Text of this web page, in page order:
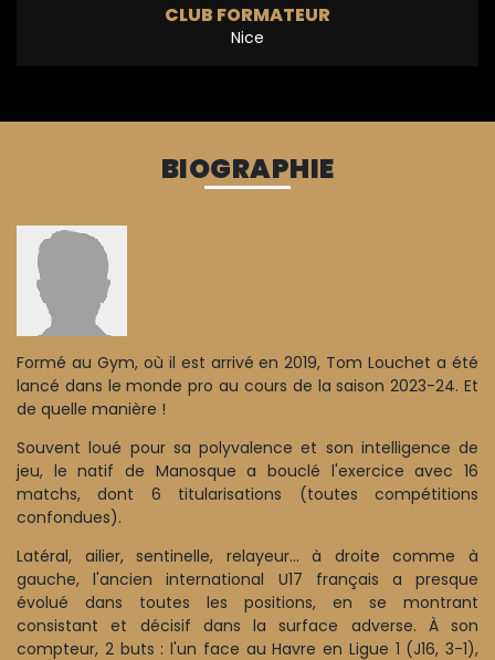
CLUB FORMATEUR
Nice
BIOGRAPHIE
Formé au Gym, où il est arrivé en 2019, Tom Louchet a été
lancé dans le monde pro au cours de la saison 2023-24. Et
de quelle manière !
Souvent loué pour sa polyvalence et son intelligence de
jeu, le natif de Manosque a bouclé l'exercice avec 16
matchs, dont 6 titularisations (toutes compétitions
confondues).
Latéral, ailier, sentinelle, relayeur... à droite comme à
gauche, l'ancien international U17 français a presque
évolué dans toutes les positions, en se montrant
consistant et décisif dans la surface adverse. À son
compteur, 2 buts : l'un face au Havre en Ligue 1 (J16, 3-1),